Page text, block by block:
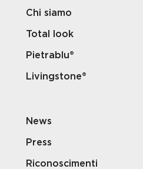
Chi siamo
Total look
Pietrablu®
Livingstone®
News
Press
Riconoscimenti